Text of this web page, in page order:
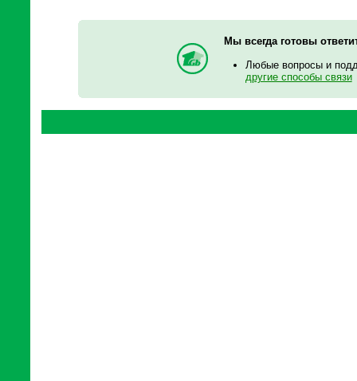
Мы всегда готовы
Любые вопросы и
другие способы связи